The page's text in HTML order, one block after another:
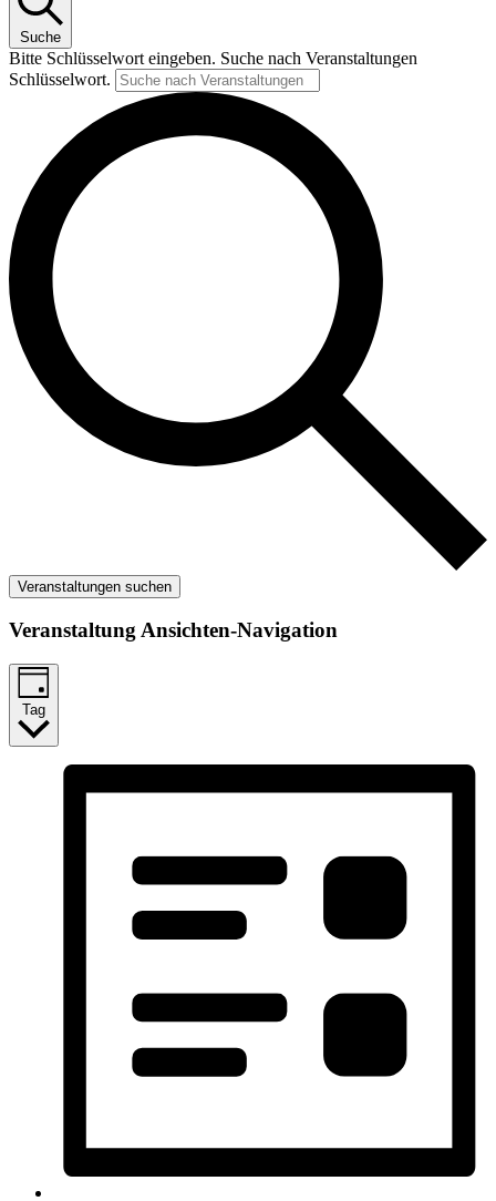
Suche
Bitte Schlüsselwort eingeben. Suche nach Veranstaltungen
Schlüsselwort.
Veranstaltungen suchen
Veranstaltung Ansichten-Navigation
Tag